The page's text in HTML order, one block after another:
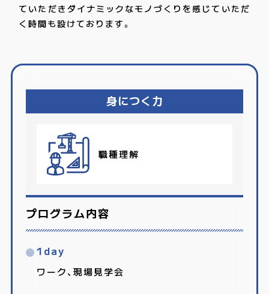
ていただきダイナミックなモノづくりを感じていただ
く時間も設けております。
身につく力
職種理解
プログラム内容
1day
ワーク、現場見学会